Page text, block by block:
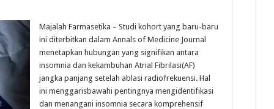
Majalah Farmasetika – Studi kohort yang baru-baru
ini diterbitkan dalam Annals of Medicine Journal
menetapkan hubungan yang signifikan antara
insomnia dan kekambuhan Atrial Fibrilasi(AF)
jangka panjang setelah ablasi radiofrekuensi. Hal
ini menggarisbawahi pentingnya mengidentifikasi
dan menangani insomnia secara komprehensif